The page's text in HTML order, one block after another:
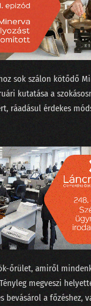
sok szálon kötődő
kutatása a
ráadásul érdekes
őrület, amiről
megveszi
bevásárol a főzéshez,